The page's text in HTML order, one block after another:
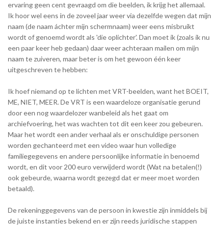
ervaring geen cent gevraagd om die beelden, ik krijg het allemaal.
Ik hoor wel eens in de zoveel jaar weer via dezelfde wegen dat mijn
naam (de naam áchter mijn schermnaam) weer eens misbruikt
wordt of genoemd wordt als 'die oplichter'. Dan moet ik (zoals ik nu
een paar keer heb gedaan) daar weer achteraan mailen om mijn
naam te zuiveren, maar beter is om het gewoon één keer
uitgeschreven te hebben:
Ik hoef niemand op te lichten met VRT-beelden, want het BOEIT,
ME, NIET, MEER. De VRT is een waardeloze organisatie gerund
door een nog waardelozer wanbeleid als het gaat om
archiefvoering, het was wachten tot dit een keer zou gebeuren.
Maar het wordt een ander verhaal als er onschuldige personen
worden gechanteerd met een video waar hun volledige
familiegegevens en andere persoonlijke informatie in benoemd
wordt, en dit voor 200 euro verwijderd wordt (Wat na betalen(!)
ook gebeurde, waarna wordt gezegd dat er meer moet worden
betaald).
De rekeninggegevens van de persoon in kwestie zijn inmiddels bij
de juiste instanties bekend en er zijn reeds juridische stappen